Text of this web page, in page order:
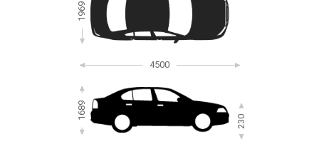
1969
4500
1689
230